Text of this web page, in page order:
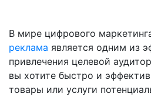
В мире цифрового
реклама является одним из
привлечения целевой
вы хотите быстро и
товары или услуги